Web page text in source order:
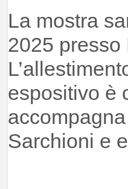
La mostra
2025 presso
espositivo è
Sarchioni e